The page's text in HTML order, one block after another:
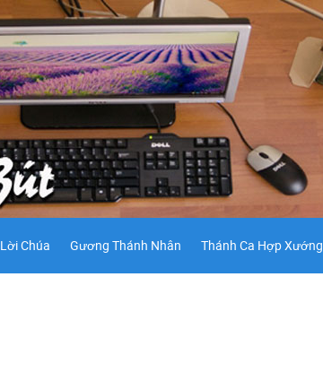
Lời Chúa Gương Thánh Nhân Thánh Ca Hợp Xướng